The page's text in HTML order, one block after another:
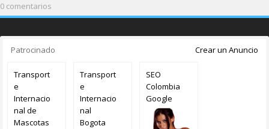
0 comentarios
Patrocinado Crear un Anuncio
Transport
e
Internacio
nal de
Mascotas
Transport
e
Internacio
nal
Bogota
SEO
Colombia
Google